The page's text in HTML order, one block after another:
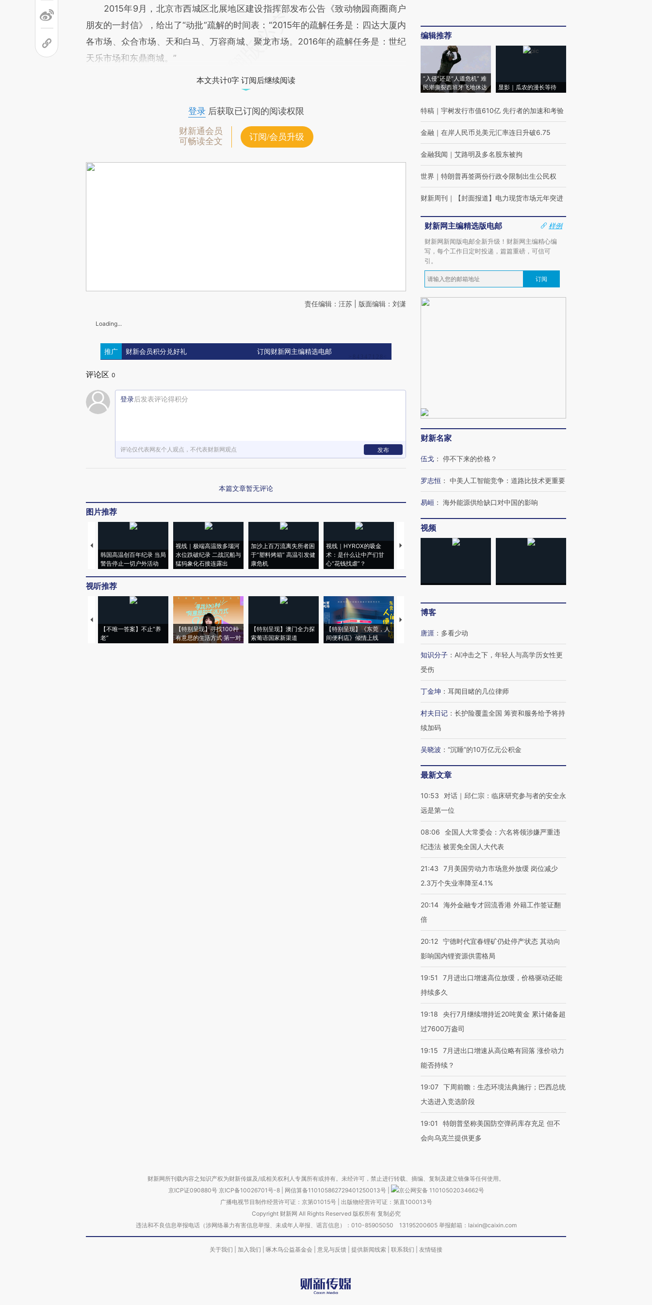
2015年9月，北京市西城区北展地区建设指挥部发布公告《致动物园商圈商户
朋友的一封信》，给出了“动批”疏解的时间表：“2015年的疏解任务是：四达大厦内
各市场、众合市场、天和白马、万容商城、聚龙市场。2016年的疏解任务是：世纪
天乐市场和东鼎商城。”
本文共计0字 订阅后继续阅读
登录后获取已订阅的阅读权限
财新通会员
可畅读全文
订阅/会员升级
责任编辑：汪苏 | 版面编辑：刘潇
Loading...
推广 财新会员积分兑好礼 订阅财新网主编精选电邮
评论区 0
登录后发表评论得积分
评论仅代表网友个人观点，不代表财新网观点 发布
本篇文章暂无评论
图片推荐
韩国高温创百年纪录 当局
警告停止一切户外活动
视线｜极端高温致多瑙河
水位跌破纪录 二战沉船与
猛犸象化石接连露出
加沙上百万流离失所者困
于“塑料烤箱” 高温引发健
康危机
视线｜HYROX的吸金
术：是什么让中产们甘
心“花钱找虐”？
马航飞行员跨国走私7万
视线｜被称为“蟑螂”的印
视听推荐
【不唯一答案】不止“养
老”
【特别呈现】寻找100种
有意思的生活方式·第一对
【特别呈现】澳门全力探
索葡语国家新渠道
【特别呈现】《东莞，人
间便利店》倾情上线
【推广】走进第四届链博
会，让数智科技“链”接产
编辑推荐
“入侵”还是“人道危机” 难
民潮撕裂西班牙飞地休达
显影｜瓜农的漫长等待
特稿 ｜ 宇树发行市值610亿 先行者的加速和考验
金融 ｜ 在岸人民币兑美元汇率连日升破6.75
金融我闻 ｜ 艾路明及多名股东被拘
世界 ｜ 特朗普再签两份行政令限制出生公民权
财新周刊 ｜ 【封面报道】电力现货市场元年突进
财新网主编精选版电邮
样例
财新网新闻版电邮全新升级！财新网主编精心编
写，每个工作日定时投递，篇篇重磅，可信可
引。
订阅
财新名家
伍戈 ： 停不下来的价格？
罗志恒 ： 中美人工智能竞争：道路比技术更重要
易峘 ： 海外能源供给缺口对中国的影响
视频
博客
唐涯 ： 多看少动
知识分子 ： AI冲击之下，年轻人与高学历女性更
受伤
丁金坤 ： 耳闻目睹的几位律师
村夫日记 ： 长护险覆盖全国 筹资和服务给予将持
续加码
吴晓波 ： “沉睡”的10万亿元公积金
最新文章
10:53
对话｜邱仁宗：临床研究参与者的安全永
远是第一位
08:06
全国人大常委会：六名将领涉嫌严重违
纪违法 被罢免全国人大代表
21:43
7月美国劳动力市场意外放缓 岗位减少
2.3万个失业率降至4.1%
20:14 海外金融专才回流香港 外籍工作签证翻
倍
20:12 宁德时代宜春锂矿仍处停产状态 其动向
影响国内锂资源供需格局
19:51
7月进出口增速高位放缓，价格驱动还能
持续多久
19:18
央行7月继续增持近20吨黄金 累计储备超
过7600万盎司
19:15
7月进出口增速从高位略有回落 涨价动力
能否持续？
19:07 下周前瞻：生态环境法典施行；巴西总统
大选进入竞选阶段
19:01
特朗普坚称美国防空弹药库存充足 但不
会向乌克兰提供更多
财新网所刊载内容之知识产权为财新传媒及/或相关权利人专属所有或持有。未经许可，禁止进行转载、摘编、复制及建立镜像等任何使用。
京ICP证090880号 京ICP备10026701号-8 网信算备110105862729401250013号
京公网安备 11010502034662号
广播电视节目制作经营许可证：京第01015号| 出版物经营许可证：第直100013号
Copyright 财新网 All Rights Reserved 版权所有 复制必究
违法和不良信息举报电话（涉网络暴力有害信息举报、未成年人举报、谣言信息）：010-85905050 13195200605 举报邮箱：laixin@caixin.com
关于我们 加入我们 啄木鸟公益基金会 意见与反馈 提供新闻线索 联系我们 友情链接